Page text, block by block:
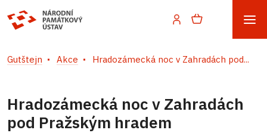
Gutštejn Akce Hradozámecká noc v Zahradách pod...
Hradozámecká noc v Zahradách
pod Pražským hradem